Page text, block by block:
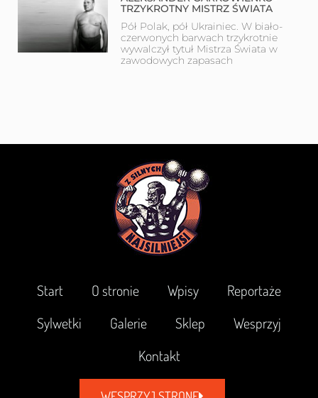
TRZYKROTNY MISTRZ ŚWIATA
Pół Polak, pół Ukrainiec. W biało-
czerwonych barwach trzykrotnie
wywalczył tytuł Mistrza Świata w
zawodowych zapasach
Start O stronie Wpisy
Reportaże
Sylwetki
Galerie Sklep
Wesprzyj
Kontakt